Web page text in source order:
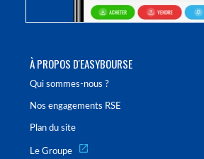
À PROPOS D'EASYBOURSE
Qui sommes-nous ?
Nos engagements RSE
Plan du site
Le Groupe